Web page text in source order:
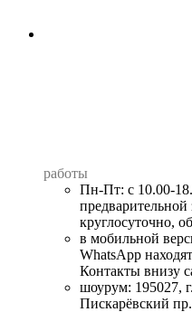
работы
Пн-Пт: с 10.00-
предварительной
круглосуточно,
в мобильной
WhatsApp
Контакты внизу
шоурум: 195027,
Пискарёвский